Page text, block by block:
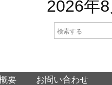
2026年
要 お問い合わせ